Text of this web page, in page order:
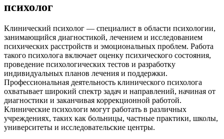
психолог
Клинический психолог — специалист в области психологии,
занимающийся диагностикой, лечением и исследованием
психических расстройств и эмоциональных проблем. Работа
такого психолога включает оценку психического состояния,
проведение психологических тестов и разработку
индивидуальных планов лечения и поддержки.
Профессиональная деятельность клинического психолога
охватывает широкий спектр задач и направлений, начиная от
диагностики и заканчивая коррекционной работой.
Клинические психологи могут работать в различных
учреждениях, таких как больницы, частные практики, школы,
университеты и исследовательские центры.